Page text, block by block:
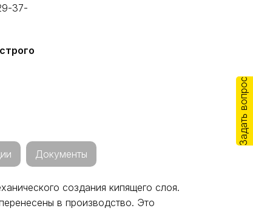
37-
Документы
создания кипящего слоя.
в производство. Это
Задать вопрос